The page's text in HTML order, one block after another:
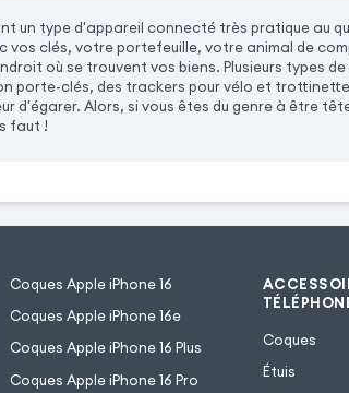
un type d'appareil connecté très pratique au
vos clés, votre portefeuille, votre animal de
où se trouvent vos biens. Plusieurs types
porte-clés, des trackers pour vélo et
d'égarer. Alors, si vous êtes du genre à être
faut !
Coques Apple iPhone 16
Coques Apple iPhone 16e
Coques Apple iPhone 16 Plus
Coques Apple iPhone 16 Pro
Coques
Étuis